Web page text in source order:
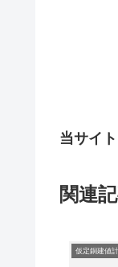
当サイ
関連
仮定銅建値